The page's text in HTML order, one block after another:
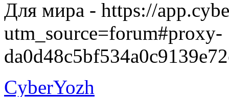
Для мира - https://
utm_source=forum#proxy-
CyberYozh